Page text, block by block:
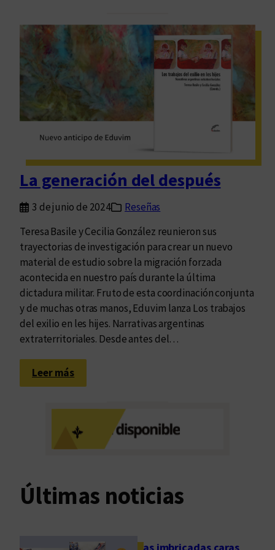
e
t
d
e
i
s
c
é
p
o
l
o
x
l
d
a
e
s
n
t
r
á
n
s
i
t
o
La generación del después
3 de junio de 2024
Reseñas
Teresa Basile y Cecilia González reunieron sus
trayectorias de investigación para crear un nuevo
material de estudio sobre la migración forzada
acontecida en nuestro país durante la última
dictadura militar. Fruto de esta coordinación conjunta
y de muchas otras manos, Eduvim lanza Los trabajos
del exilio en les hijes. Narrativas argentinas
extraterritoriales. Desde antes del…
Leer más:
L
e
n
a
ó
Últimas noticias